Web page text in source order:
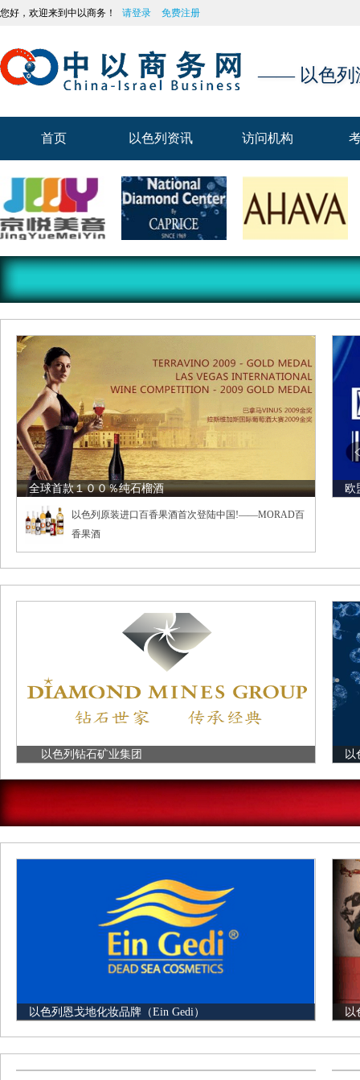
您好，欢迎来到中以商务！ 请登录 免费注册
—— 以色列
首页
首页
以色列资讯
以色列资讯
访问机构
访问机构
全球首款１００％纯石榴酒
以色列原装进口百香果酒首次登陆中国!——MORAD百
香果酒
欧
以色列钻石矿业集团 以
以色列恩戈地化妆品牌（Ein Gedi） 以